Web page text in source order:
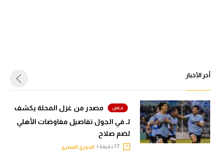
أخر الأخبار
مصدر من غزل المحلة يكشف
لـ في الجول تفاصيل مفاوضات الأهلي
لضم صلاح
الدوري المصري